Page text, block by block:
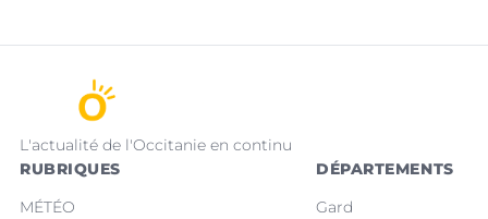
L'actualité de l'Occitanie en continu
RUBRIQUES
MÉTÉO
DÉPARTEMENTS
Gard